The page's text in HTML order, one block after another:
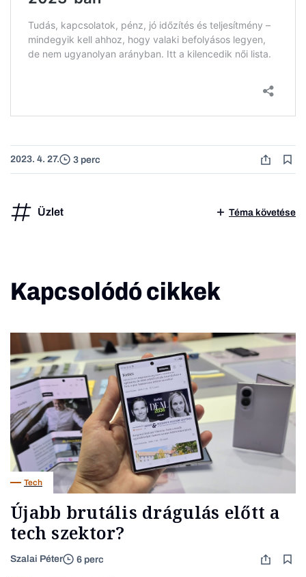
2023. 4. 27. 3 perc
Üzlet Téma követése
Kapcsolódó cikkek
Tech
Újabb brutális drágulás előtt a
tech szektor?
Szalai Péter 6 perc